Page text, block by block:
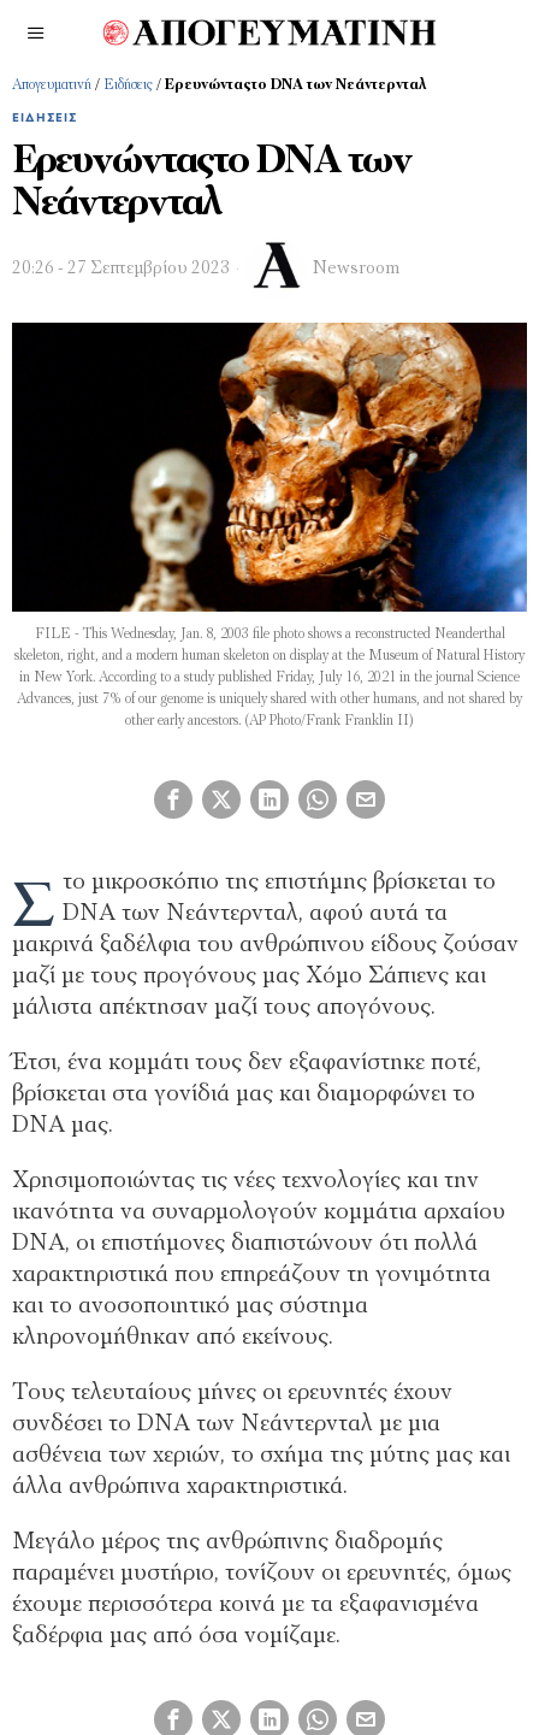
Απογευματινή / Ειδήσεις / Ερευνώνταςτο DNA των Νεάντερνταλ
ΕΙΔΉΣΕΙΣ
Ερευνώνταςτο DNA των
Νεάντερνταλ
20:26 - 27 Σεπτεμβρίου 2023 Newsroom
FILE - This Wednesday, Jan. 8, 2003 file photo shows a reconstructed Neanderthal
skeleton, right, and a modern human skeleton on display at the Museum of Natural History
in New York. According to a study published Friday, July 16, 2021 in the journal Science
Advances, just 7% of our genome is uniquely shared with other humans, and not shared by
other early ancestors. (AP Photo/Frank Franklin II)
Σ το μικροσκόπιο της επιστήμης βρίσκεται το
DNA των Νεάντερνταλ, αφού αυτά τα
μακρινά ξαδέλφια του ανθρώπινου είδους ζούσαν
μαζί με τους προγόνους μας Χόμο Σάπιενς και
μάλιστα απέκτησαν μαζί τους απογόνους.
Έτσι, ένα κομμάτι τους δεν εξαφανίστηκε ποτέ,
βρίσκεται στα γονίδιά μας και διαμορφώνει το
DNA μας.
Χρησιμοποιώντας τις νέες τεχνολογίες και την
ικανότητα να συναρμολογούν κομμάτια αρχαίου
DNA, οι επιστήμονες διαπιστώνουν ότι πολλά
χαρακτηριστικά που επηρεάζουν τη γονιμότητα
και το ανοσοποιητικό μας σύστημα
κληρονομήθηκαν από εκείνους.
Τους τελευταίους μήνες οι ερευνητές έχουν
συνδέσει το DNA των Νεάντερνταλ με μια
ασθένεια των χεριών, το σχήμα της μύτης μας και
άλλα ανθρώπινα χαρακτηριστικά.
Μεγάλο μέρος της ανθρώπινης διαδρομής
παραμένει μυστήριο, τονίζουν οι ερευνητές, όμως
έχουμε περισσότερα κοινά με τα εξαφανισμένα
ξαδέρφια μας από όσα νομίζαμε.